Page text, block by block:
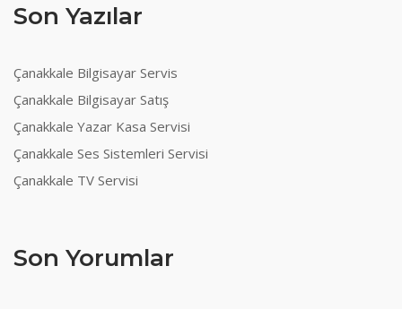
Son Yazılar
Çanakkale Bilgisayar Servis
Çanakkale Bilgisayar Satış
Çanakkale Yazar Kasa Servisi
Çanakkale Ses Sistemleri Servisi
Çanakkale TV Servisi
Son Yorumlar